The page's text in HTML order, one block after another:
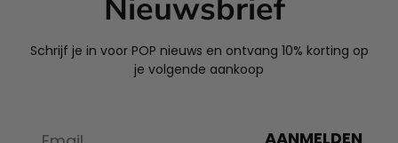
Nieuwsbrief
Schrijf je in voor POP nieuws en ontvang 10% korting op
je volgende aankoop
AANMELDEN